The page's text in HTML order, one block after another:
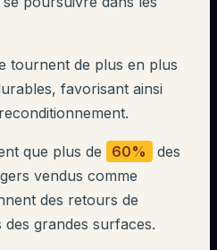
tournent de plus en plus
favorisant ainsi
que plus de 60%
des
vendus comme
des retours de
grandes surfaces.